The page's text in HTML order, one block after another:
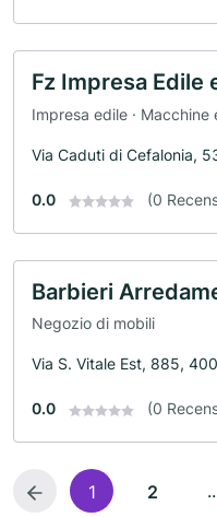
Fz Impresa Edile
Impresa edile · Macchine
Via Caduti di Cefalonia,
0.0 (0
Barbieri
Negozio di mobili
Via S. Vitale Est, 885,
0.0 (0
1 2